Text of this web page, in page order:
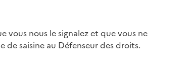
vous nous le signalez et que vous ne
saisine au Défenseur des droits.